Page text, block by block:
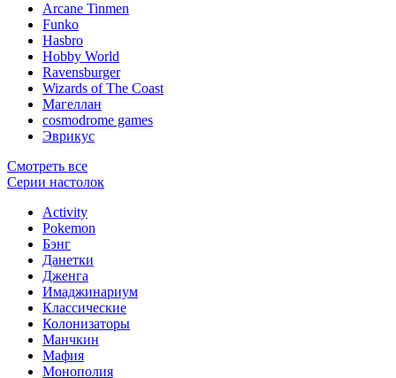
Arcane Tinmen
Funko
Hasbro
Hobby World
Ravensburger
Wizards of The Coast
Магеллан
сosmodrome games
Эврикус
Смотреть все
Серии настолок
Activity
Pokemon
Бэнг
Данетки
Дженга
Имаджинариум
Классические
Колонизаторы
Манчкин
Мафия
Монополия